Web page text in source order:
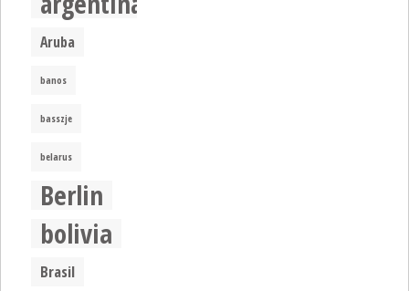
Aruba
banos
basszje
belarus
Berlin
bolivia
Brasil